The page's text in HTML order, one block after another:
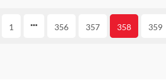
1 356 357 358 359